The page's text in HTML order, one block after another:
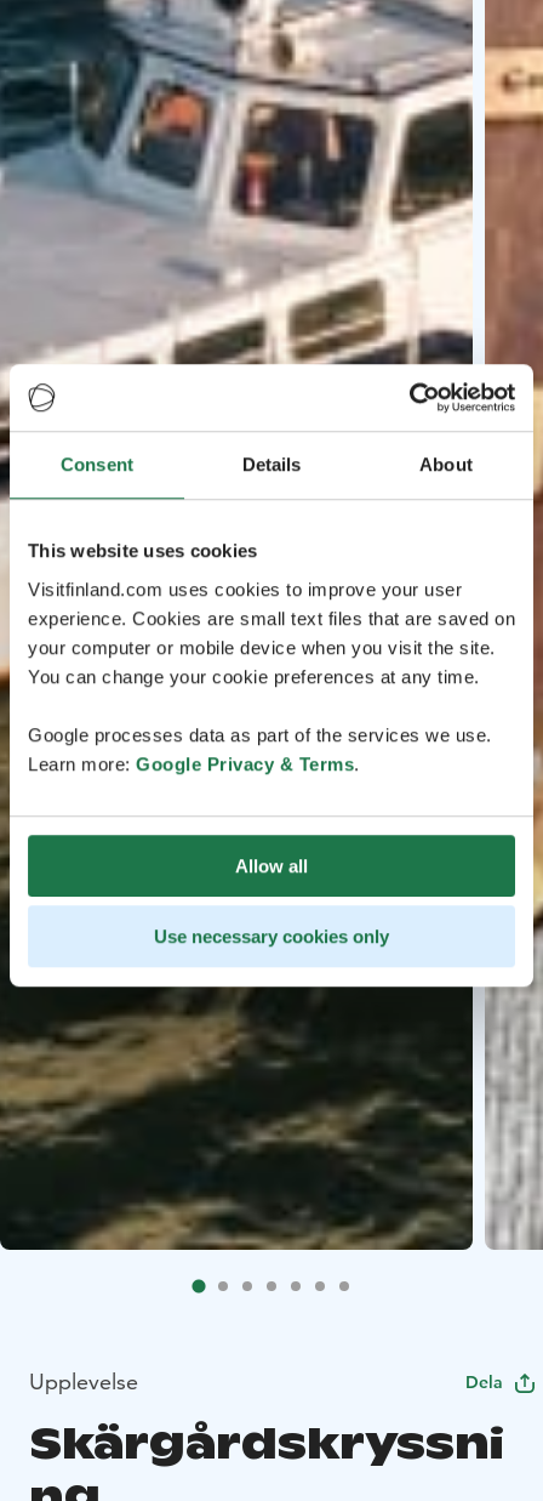
Consent Details About
This website uses cookies
Visitfinland.com uses cookies to improve your user
experience. Cookies are small text files that are saved on
your computer or mobile device when you visit the site.
You can change your cookie preferences at any time.
Google processes data as part of the services we use.
Learn more: Google Privacy & Terms.
Allow all
Use necessary cookies only
Upplevelse Dela
Skärgårdskryssni